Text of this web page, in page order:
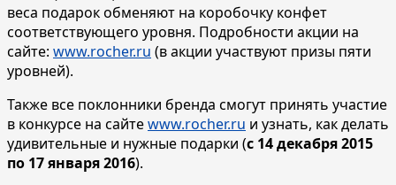
веса подарок обменяют на коробочку конфет
соответствующего уровня. Подробности акции на
сайте: www.rocher.ru (в акции участвуют призы пяти
уровней).
Также все поклонники бренда смогут принять участие
в конкурсе на сайтеwww.rocher.ru и узнать, как делать
удивительные и нужные подарки (с 14 декабря 2015
по 17 января 2016).